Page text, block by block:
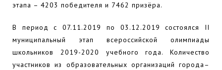
этапа – 4203 победителя и 7462 призёра.
В период с 07.11.2019 по 03.12.2019 состоялся II
муниципальный этап всероссийской олимпиады
школьников 2019-2020 учебного года. Количество
участников из образовательных организаций города–